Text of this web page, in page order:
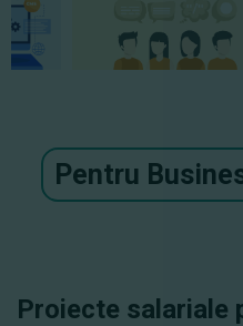
Pentru
Proiecte salariale